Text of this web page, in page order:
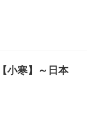
小寒】～日本